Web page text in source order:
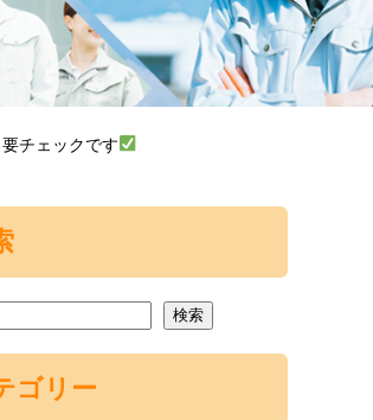
チェックです
検索
ゴリー